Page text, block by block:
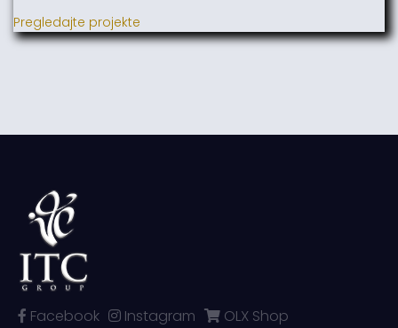
Pregledajte projekte
Facebook Instagram
OLX Shop